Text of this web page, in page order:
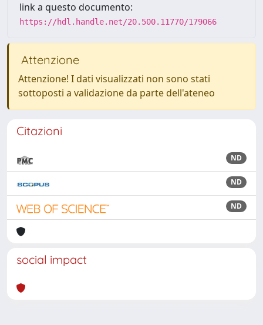
link a questo documento:
https://hdl.handle.net/20.500.11770/179066
Attenzione
Attenzione! I dati visualizzati non sono stati
sottoposti a validazione da parte dell'ateneo
Citazioni
ND
ND
ND
social impact